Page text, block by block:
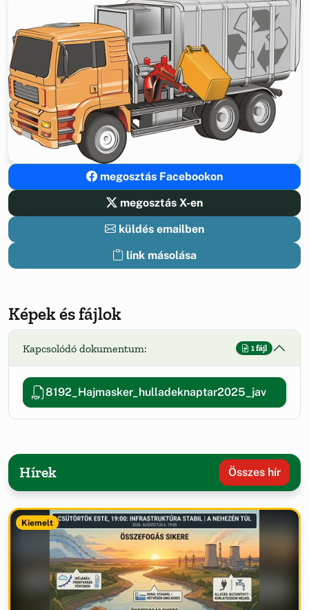
megosztás Facebookon
megosztás X-en
küldés emailben
link másolása
Képek és fájlok
Kapcsolódó dokumentum: 1 fájl
8192_Hajmasker_hulladeknaptar2025_jav
Hírek Összes hír
Kiemelt